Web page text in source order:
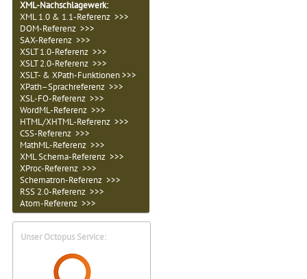
XML-Nachschlagewerk:
XML 1.0 & 1.1-Referenz >>>
DOM-Referenz >>>
SAX-Referenz >>>
XSLT 1.0-Referenz >>>
XSLT 2.0-Referenz >>>
XSLT- & XPath-Funktionen >>>
XPath–Sprachreferenz >>>
XSL-FO-Referenz >>>
WordML-Referenz >>>
HTML/XHTML-Referenz >>>
CSS-Referenz >>>
MathML-Referenz >>>
XML Schema-Referenz >>>
XProc-Referenz >>>
Schematron-Referenz >>>
RSS 2.0-Referenz >>>
Atom-Referenz >>>
Unser Octopus Service: